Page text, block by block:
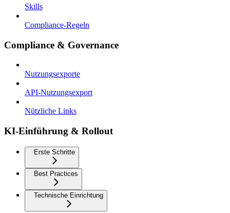
Skills
Compliance-Regeln
Compliance & Governance
Nutzungsexporte
API-Nutzungsexport
Nützliche Links
KI-Einführung & Rollout
Erste Schritte
Best Practices
Technische Einrichtung